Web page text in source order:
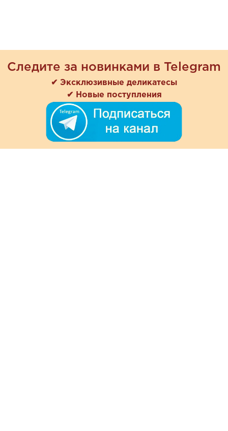
Следите за новинками в Telegram
✔ Эксклюзивные деликатесы
✔ Новые поступления